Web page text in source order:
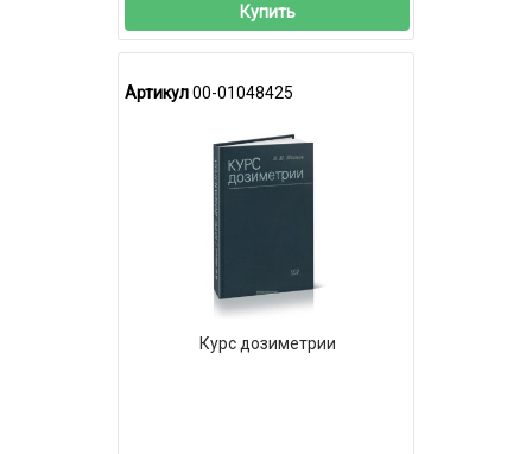
Купить
Артикул00-01048425
Курс дозиметрии